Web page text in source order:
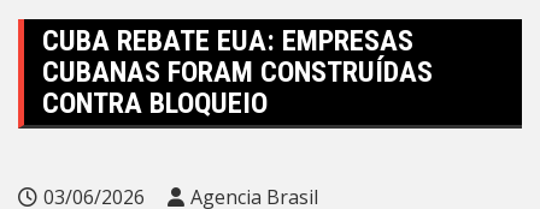
CUBA REBATE EUA: EMPRESAS
CUBANAS FORAM CONSTRUÍDAS
CONTRA BLOQUEIO
03/06/2026
Agencia Brasil